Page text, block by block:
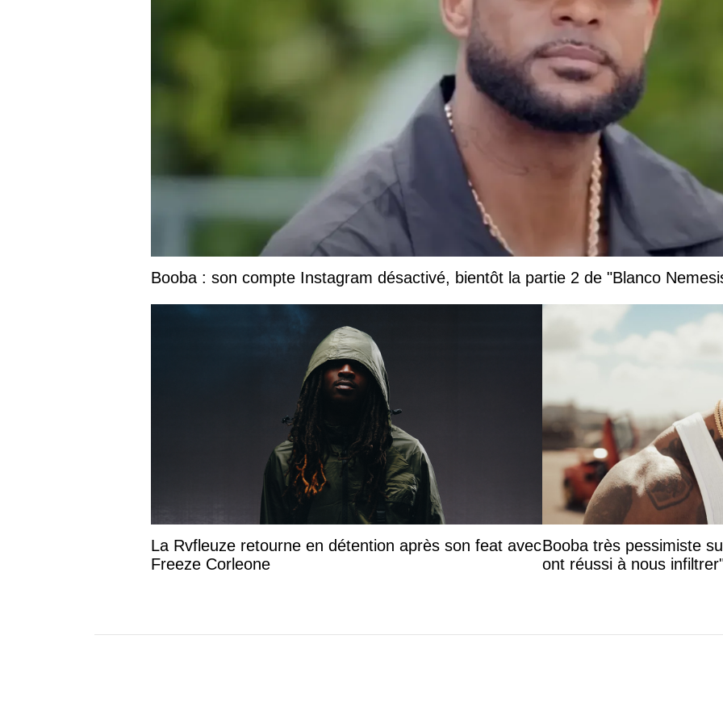
Booba : son compte Instagram désactivé, bientôt la partie 2 de "Blanco
La Rvfleuze retourne en détention après son feat avec
Freeze Corleone
Booba très pessimiste
ont réussi à nous